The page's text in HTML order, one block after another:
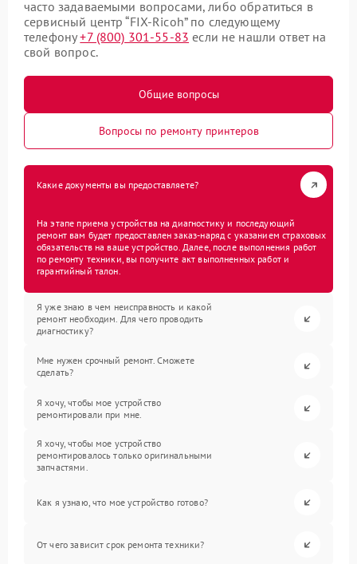
часто задаваемыми вопросами, либо обратиться в
сервисный центр “FIX-Ricoh” по следующему
телефону+7 (800) 301-55-83 если не нашли ответ на
свой вопрос.
Общие вопросы
Вопросы по ремонту принтеров
Какие документы вы предоставляете?
На этапе приема устройства на диагностику и последующий
ремонт вам будет предоставлен заказ-наряд с указанием страховых
обязательств на ваше устройство. Далее, после выполнения работ
по ремонту техники, вы получите акт выполненных работ и
гарантийный талон.
Я уже знаю в чем неисправность и какой
ремонт необходим. Для чего проводить
диагностику?
Мне нужен срочный ремонт. Сможете
сделать?
Я хочу, чтобы мое устройство
ремонтировали при мне.
Я хочу, чтобы мое устройство
ремонтировалось только оригинальными
запчастями.
Как я узнаю, что мое устройство готово?
От чего зависит срок ремонта техники?